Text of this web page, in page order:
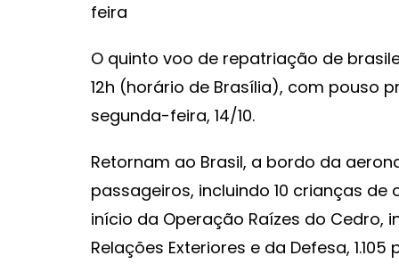
feira
O quinto voo de repatriação de
12h (horário de Brasília), com pouso
segunda-feira, 14/10.
Retornam ao Brasil, a bordo da
passageiros, incluindo 10 crianças
início da Operação Raízes do Cedro,
Relações Exteriores e da Defesa,